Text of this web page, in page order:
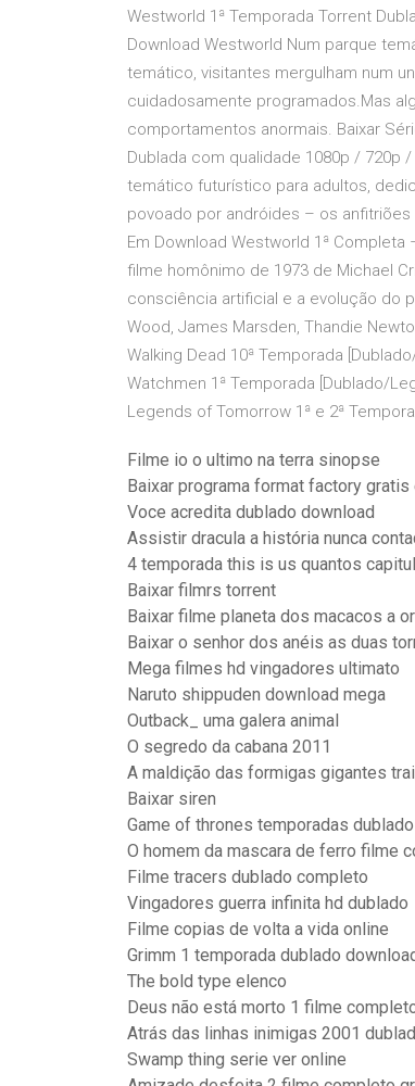
Westworld 1ª Temporada Torrent
Download Westworld Num parque
temático, visitantes mergulham num
cuidadosamente programados.Mas
comportamentos anormais. Baixar
Dublada com qualidade 1080p / 720p
temático futurístico para adultos,
povoado por andróides – os
Em Download Westworld 1ª Completa
filme homônimo de 1973 de Michael
consciência artificial e a evolução do
Wood, James Marsden, Thandie
Walking Dead 10ª Temporada
Watchmen 1ª Temporada [Dublado/
Legends of Tomorrow 1ª e 2ª
Filme io o ultimo na terra sinopse
Baixar programa format factory
Voce acredita dublado download
Assistir dracula a história nunca
4 temporada this is us quantos
Baixar filmrs torrent
Baixar filme planeta dos macacos a
Baixar o senhor dos anéis as duas
Mega filmes hd vingadores ultimato
Naruto shippuden download mega
Outback_ uma galera animal
O segredo da cabana 2011
A maldição das formigas gigantes
Baixar siren
Game of thrones temporadas dublado
O homem da mascara de ferro filme
Filme tracers dublado completo
Vingadores guerra infinita hd dublado
Filme copias de volta a vida online
Grimm 1 temporada dublado
The bold type elenco
Deus não está morto 1 filme
Atrás das linhas inimigas 2001
Swamp thing serie ver online